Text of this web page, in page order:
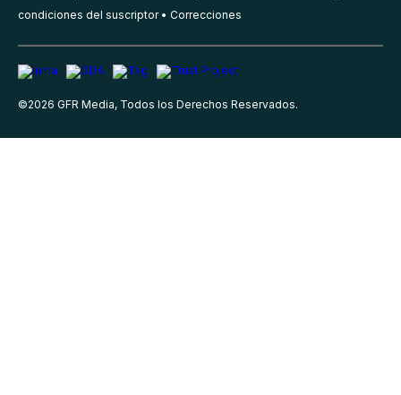
condiciones del suscriptor
Correcciones
©2026 GFR Media, Todos los Derechos Reservados.